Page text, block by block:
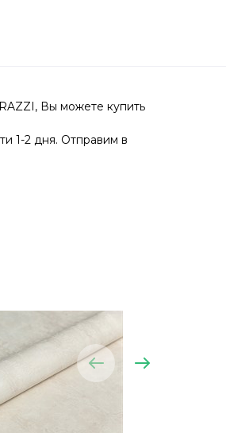
Вы можете купить
1-2 дня. Отправим в